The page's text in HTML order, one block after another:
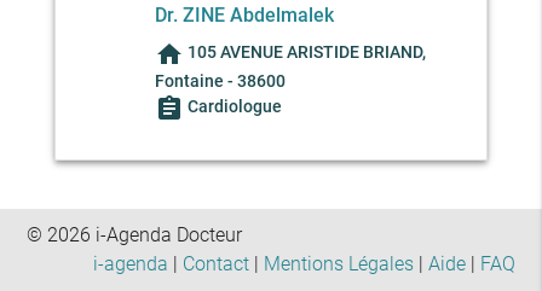
Dr. ZINE Abdelmalek
home 105 AVENUE ARISTIDE BRIAND,
Fontaine - 38600
assignment Cardiologue
© 2026 i-Agenda Docteur
i-agenda | Contact| Mentions Légales| Aide| FAQ